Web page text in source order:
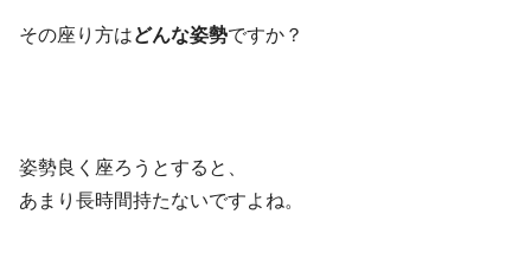
その座り方はどんな姿勢ですか？
姿勢良く座ろうとすると、
あまり長時間持たないですよね。